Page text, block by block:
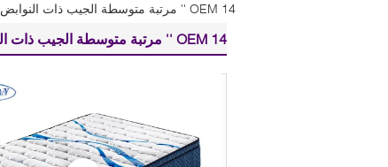
OEM 14 '' مرتبة متوسطة الجيب ذات النوابض الهجينة
OEM 14 '' مرتبة متوسطة الجيب ذات النوابض الهجينة